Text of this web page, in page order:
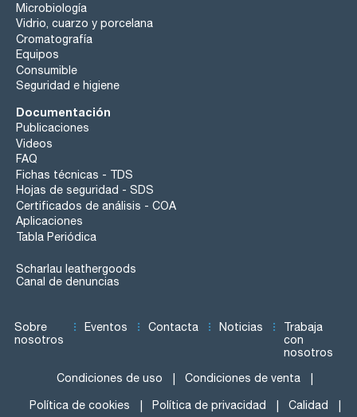
Microbiología
Vidrio, cuarzo y porcelana
Cromatografía
Equipos
Consumible
Seguridad e higiene
Documentación
Publicaciones
Videos
FAQ
Fichas técnicas - TDS
Hojas de seguridad - SDS
Certificados de análisis - COA
Aplicaciones
Tabla Periódica
Scharlau leathergoods
Canal de denuncias
Sobre
nosotros
Eventos Contacta Noticias
Trabaja
con
nosotros
Condiciones de uso Condiciones de venta
Política de cookies Política de privacidad Calidad